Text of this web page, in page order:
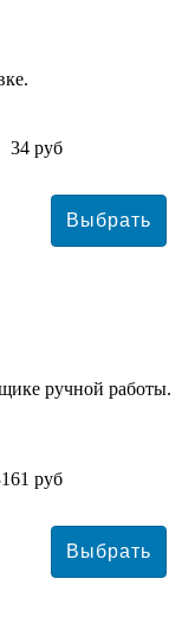
34 руб
ручной работы.
руб